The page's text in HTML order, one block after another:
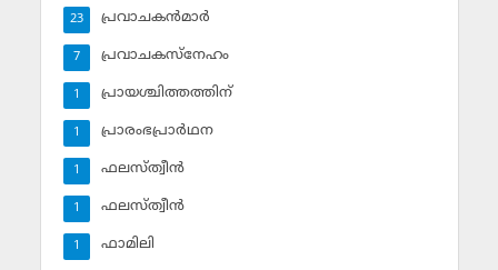
പ്രവാചകന്‍മാര്‍
23
പ്രവാചകസ്‌നേഹം
7
പ്രായശ്ചിത്തത്തിന്
1
പ്രാരംഭപ്രാര്‍ഥന
1
ഫലസ്ത്വീൻ
1
ഫലസ്ത്വീൻ
1
ഫാമിലി
1